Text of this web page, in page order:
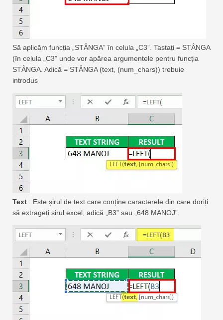
Să aplicăm funcția „STÂNGA” în celula „C3”. Tastați = STÂNGA
(în celula „C3” unde vor apărea argumentele pentru funcția
STÂNGA. Adică = STÂNGA (text, (num_chars)) trebuie
introdus
Text : Este șirul de text care conține caracterele din care doriți
să extrageți șirul excel, adică „B3” sau „648 MANOJ”.